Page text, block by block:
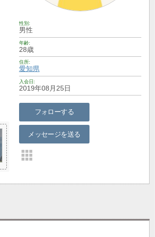
性別
男性
年齢
28歳
住所
愛知県
入会日
2019年08月25日
フォローする
メッセージを送る